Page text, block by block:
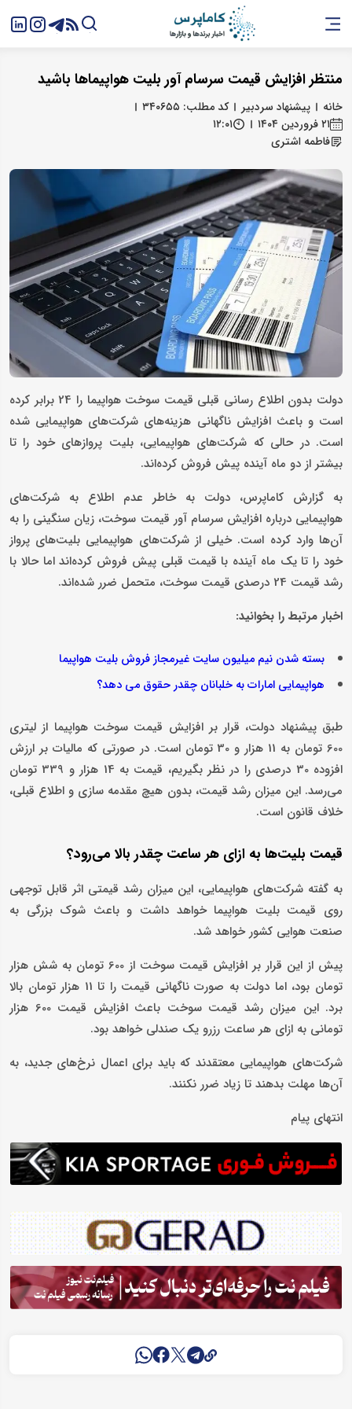
منتظر افزایش قیمت سرسام آور بلیت هواپیماها باشید
خانه پیشنهاد سردبیر
کد مطلب: ۳۴۰۶۵۵
۲۱ فروردین ۱۴۰۴
۱۲:۰۱
فاطمه اشتری
دولت بدون اطلاع رسانی قبلی قیمت سوخت هواپیما را 24 برابر کرده
است و باعث افزایش ناگهانی هزینه‌های شرکت‌های هواپیمایی شده
است. در حالی که شرکت‌های هواپیمایی، بلیت پروازهای خود را تا
بیشتر از دو ماه آینده پیش فروش کرده‌اند.
به گزارش کاماپرس، دولت به خاطر عدم اطلاع به شرکت‌های
هواپیمایی درباره افزایش سرسام آور قیمت سوخت، زیان سنگینی را به
آن‌ها وارد کرده است. خیلی از شرکت‌های هواپیمایی بلیت‌های پرواز
خود را تا یک ماه آینده با قیمت قبلی پیش فروش کرده‌اند اما حالا با
رشد قیمت 24 درصدی قیمت سوخت، متحمل ضرر شده‌اند.
اخبار مرتبط را بخوانید:
بسته شدن نیم میلیون سایت غیرمجاز فروش بلیت هواپیما
هواپیمایی امارات به خلبانان چقدر حقوق می دهد؟
طبق پیشنهاد دولت، قرار بر افزایش قیمت سوخت هواپیما از لیتری
600 تومان به 11 هزار و 30 تومان است. در صورتی که مالیات بر ارزش
افزوده 30 درصدی را در نظر بگیریم، قیمت به 14 هزار و 339 تومان
می‌رسد. این میزان رشد قیمت، بدون هیچ مقدمه سازی و اطلاع قبلی،
خلاف قانون است.
قیمت بلیت‌ها به ازای هر ساعت چقدر بالا می‌رود؟
به گفته شرکت‌های هواپیمایی، این میزان رشد قیمتی اثر قابل توجهی
روی قیمت بلیت هواپیما خواهد داشت و باعث شوک بزرگی به
صنعت هوایی کشور خواهد شد.
پیش از این قرار بر افزایش قیمت سوخت از 600 تومان به شش هزار
تومان بود، اما دولت به صورت ناگهانی قیمت را تا 11 هزار تومان بالا
برد. این میزان رشد قیمت سوخت باعث افزایش قیمت 600 هزار
تومانی به ازای هر ساعت رزرو یک صندلی خواهد بود.
شرکت‌های هواپیمایی معتقدند که باید برای اعمال نرخ‌های جدید، به
آن‌ها مهلت بدهند تا زیاد ضرر نکنند.
انتهای پیام